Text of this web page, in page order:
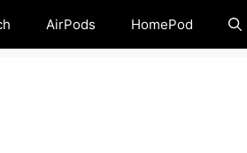
AirPods HomePod